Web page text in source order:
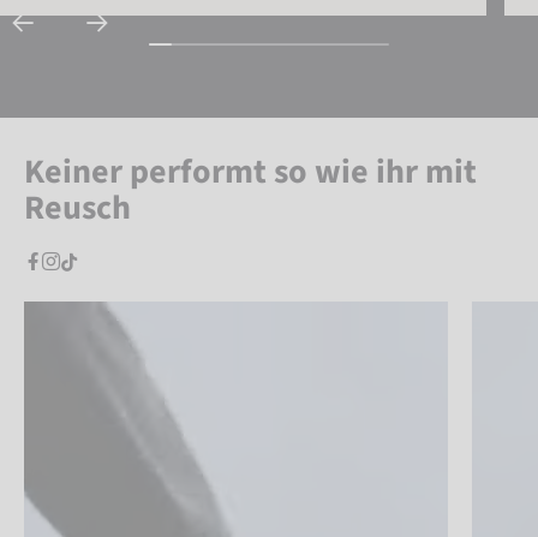
Keiner performt so wie ihr mit
Reusch